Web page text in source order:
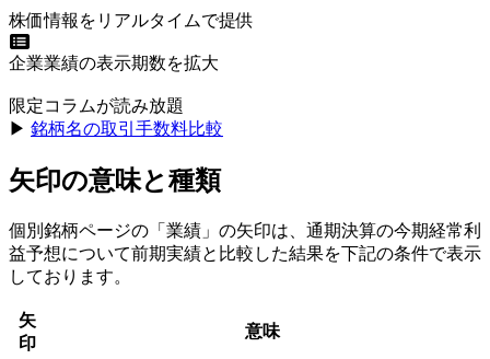
株価情報をリアルタイムで提供
企業業績の表示期数を拡大
限定コラムが読み放題
▶︎ 銘柄名の取引手数料比較
矢印の意味と種類
個別銘柄ページの「業績」の矢印は、通期決算の今期経常利
益予想について前期実績と比較した結果を下記の条件で表示
しております。
矢
印
意味